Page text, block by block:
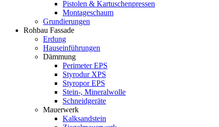
Pistolen & Kartuschenpressen
Montageschaum
Grundierungen
Rohbau Fassade
Erdung
Hauseinführungen
Dämmung
Perimeter EPS
Styrodur XPS
Styropor EPS
Stein-, Mineralwolle
Schneidgeräte
Mauerwerk
Kalksandstein